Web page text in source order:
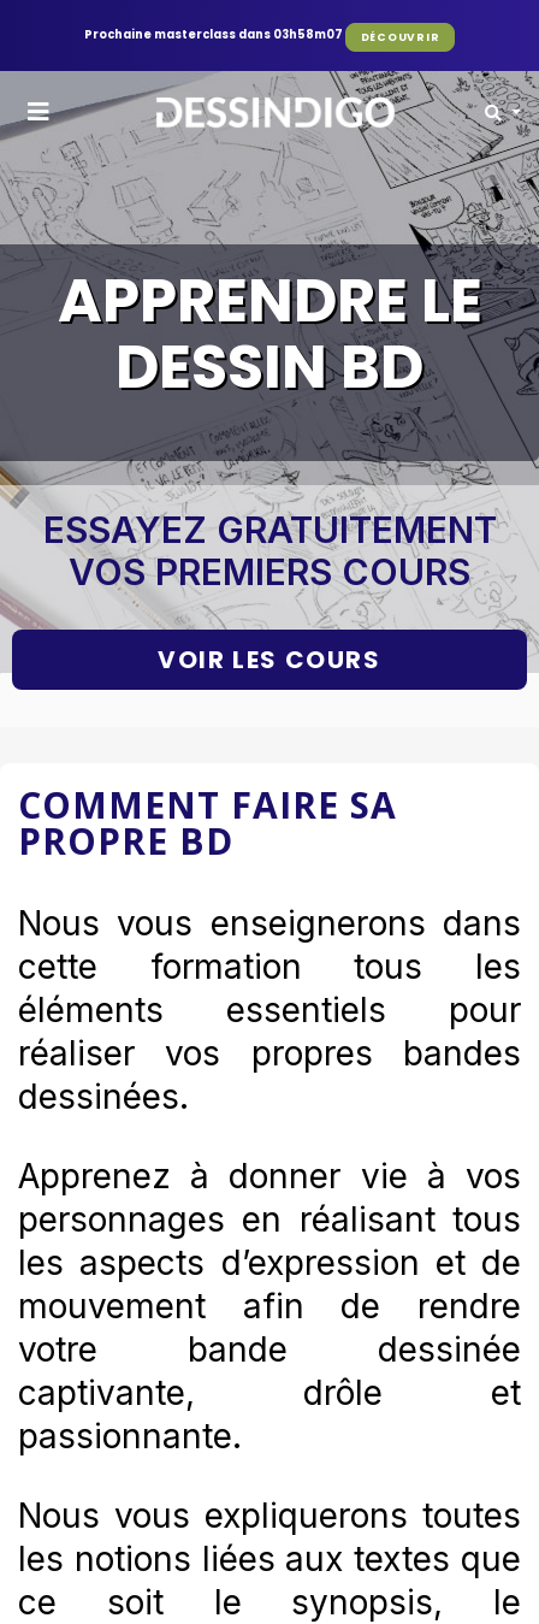
Prochaine masterclass dans 03h58m06 DÉCOUVRIR
APPRENDRE LE
DESSIN BD
ESSAYEZ GRATUITEMENT
VOS PREMIERS COURS
VOIR LES COURS
COMMENT FAIRE SA
PROPRE BD
Nous vous enseignerons dans
cette formation tous les
éléments essentiels pour
réaliser vos propres bandes
dessinées.
Apprenez à donner vie à vos
personnages en réalisant tous
les aspects d’expression et de
mouvement afin de rendre
votre bande dessinée
captivante, drôle et
passionnante.
Nous vous expliquerons toutes
les notions liées aux textes que
ce soit le synopsis, le